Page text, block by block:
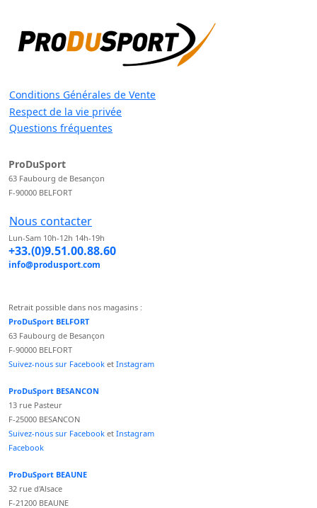
Conditions Générales de Vente
Respect de la vie privée
Questions fréquentes
ProDuSport
63 Faubourg de Besançon
F-90000 BELFORT
Nous contacter
Lun-Sam 10h-12h 14h-19h
+33.(0)9.51.00.88.60
info@produsport.com
Retrait possible dans nos magasins :
ProDuSport BELFORT
63 Faubourg de Besançon
F-90000 BELFORT
Suivez-nous sur Facebook et Instagram
ProDuSport BESANCON
13 rue Pasteur
F-25000 BESANCON
Suivez-nous sur Facebook et Instagram
Facebook
ProDuSport BEAUNE
32 rue d'Alsace
F-21200 BEAUNE